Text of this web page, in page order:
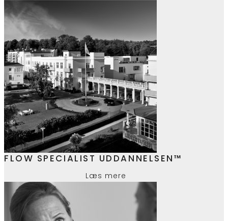
FLOW SPECIALIST UDDANNELSEN™
Læs mere